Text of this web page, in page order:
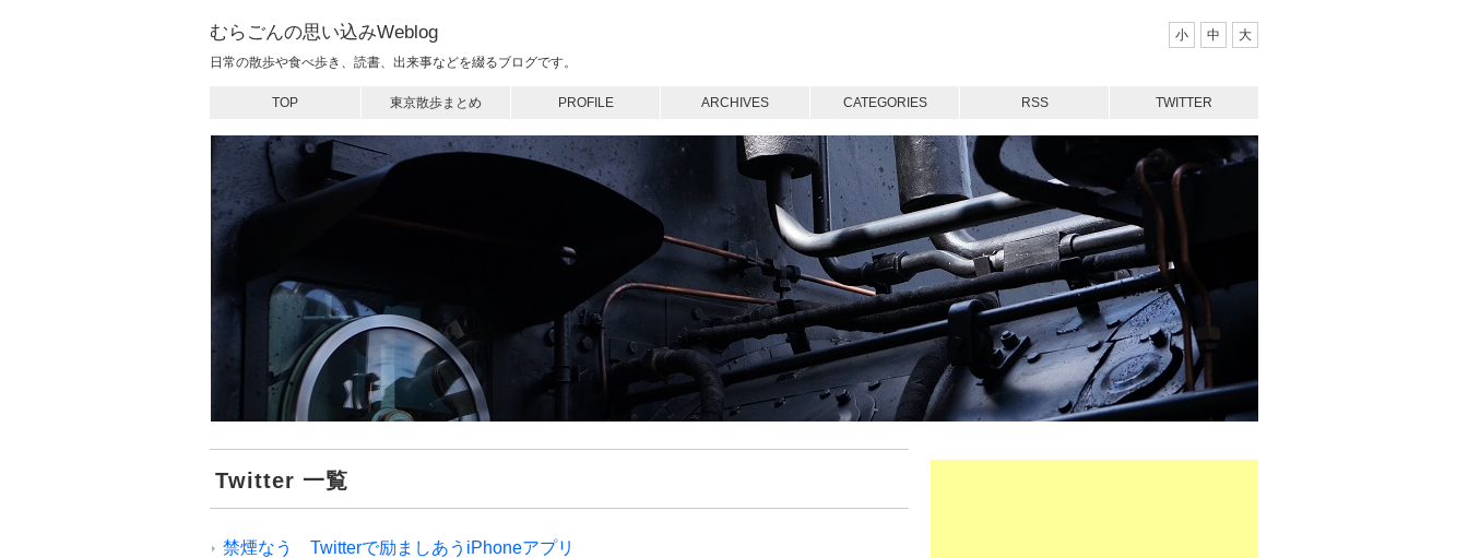
むらごんの思い込みWeblog
日常の散歩や食べ歩き、読書、出来事などを綴るブログです。
TOP 東京散歩まとめ PROFILE ARCHIVES CATEGORIES RSS TWITTER
小 中 大
Twitter 一覧
禁煙なう Twitterで励ましあうiPhoneアプリ